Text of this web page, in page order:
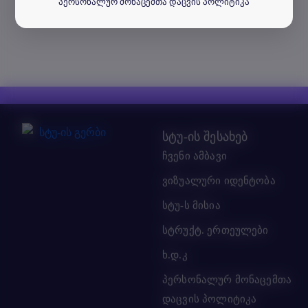
სტუ-ის შესახებ
ჩვენი ამბავი
ვიზუალური იდენტობა
სტუ-ს მისია
სტრუქტ. ერთეულები
ხ.დ.კ
პერსონალურ მონაცემთა
დაცვის პოლიტიკა
პერსონალურ მონაცემთა დაცვის პოლიტიკა